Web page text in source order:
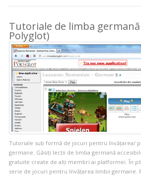
Tutoriale de limba
Polyglot)
Tutoriale sub formă de jocuri pentru învățarea/
germane. Găsiți lecții de limba germană
gratuite create de alți membri ai platformei. În
serie de jocuri pentru învățarea limbii germane.